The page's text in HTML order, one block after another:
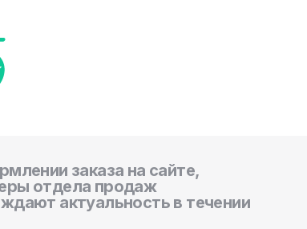
заказа на сайте,
отдела продаж
актуальность в течении